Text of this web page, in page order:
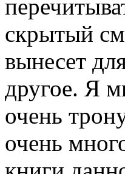
скрытый
вынесет
другое. Я
очень
очень